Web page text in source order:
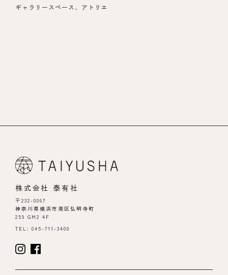
ギャラリースペース、アトリエ
株式会社 泰有社
〒232-0067
神奈川県横浜市南区弘明寺町
259 GM2 4F
TEL: 045-711-3400